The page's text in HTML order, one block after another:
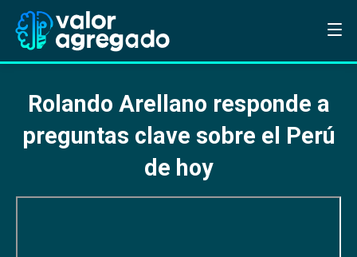
Rolando Arellano responde a
preguntas clave sobre el Perú
de hoy